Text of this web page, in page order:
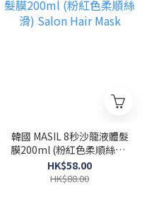
韓國 MASIL 8秒沙龍液體髮
膜200ml (粉紅色柔順絲滑)
Salon Hair Mask
HK$58.00
HK$88.00